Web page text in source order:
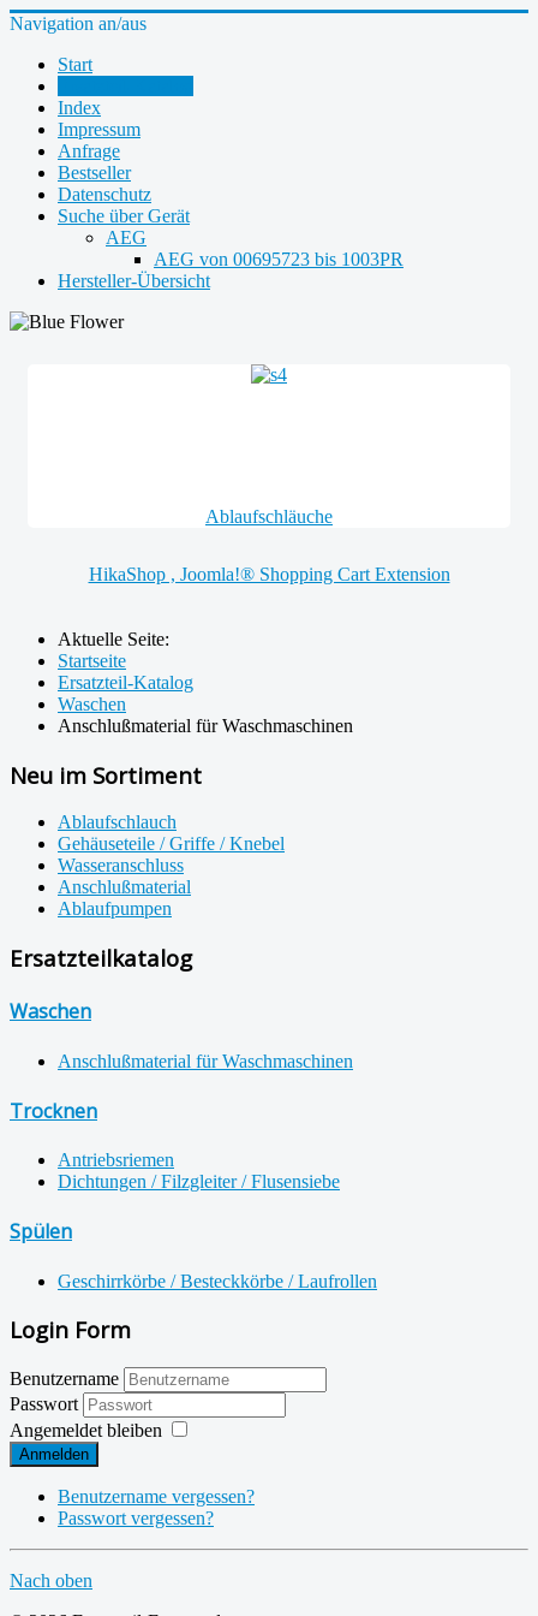
Navigation an/aus
Start
Index
Impressum
Anfrage
Bestseller
Datenschutz
Suche über Gerät
AEG
AEG von 00695723 bis 1003PR
Hersteller-Übersicht
Ablaufschläuche
HikaShop , Joomla!® Shopping Cart Extension
Aktuelle Seite:
Startseite
Ersatzteil-Katalog
Waschen
Anschlußmaterial für Waschmaschinen
Neu im Sortiment
Ablaufschlauch
Gehäuseteile / Griffe / Knebel
Wasseranschluss
Anschlußmaterial
Ablaufpumpen
Ersatzteilkatalog
Waschen
Anschlußmaterial für Waschmaschinen
Trocknen
Antriebsriemen
Dichtungen / Filzgleiter / Flusensiebe
Spülen
Geschirrkörbe / Besteckkörbe / Laufrollen
Login Form
Benutzername
Passwort
Angemeldet bleiben
Anmelden
Benutzername vergessen?
Passwort vergessen?
Nach oben